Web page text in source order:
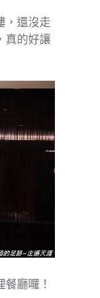
，還沒走
真的好讓
廳囉！